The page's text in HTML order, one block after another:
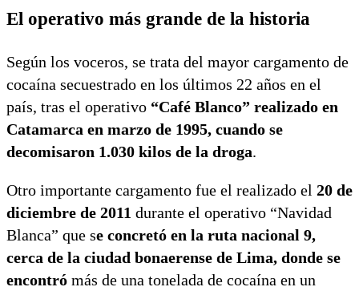
El operativo más grande de la historia
Según los voceros, se trata del mayor cargamento de
cocaína secuestrado en los últimos 22 años en el
país, tras el operativo “Café Blanco” realizado en
Catamarca en marzo de 1995, cuando se
decomisaron 1.030 kilos de la droga.
Otro importante cargamento fue el realizado el 20 de
diciembre de 2011 durante el operativo “Navidad
Blanca” que se concretó en la ruta nacional 9,
cerca de la ciudad bonaerense de Lima, donde se
encontró más de una tonelada de cocaína en un